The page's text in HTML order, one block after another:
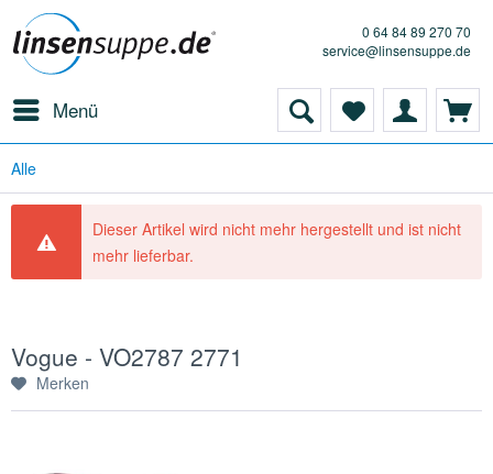
0 64 84 89 270 70
service@linsensuppe.de
Menü
Alle
Dieser Artikel wird nicht mehr hergestellt und ist nicht
mehr lieferbar.
Vogue - VO2787 2771
Merken